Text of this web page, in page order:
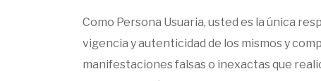
Como Persona Usuaria, usted es la única
vigencia y autenticidad de los mismos y
manifestaciones falsas o inexactas que